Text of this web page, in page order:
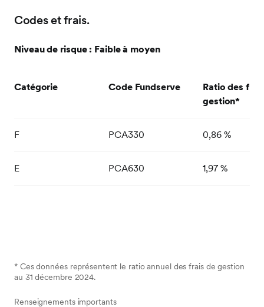
Codes et frais.
Niveau de risque : Faible à moyen
Catégorie Code Fundserve
Ratio des
gestion*
F PCA330 0,86 %
E PCA630 1,97 %
* Ces données représentent le ratio annuel des frais de gestion
au 31 décembre 2024.
Renseignements importants